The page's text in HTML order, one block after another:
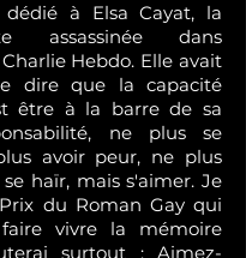
à Elsa Cayat, la
assassinée dans
Hebdo. Elle avait
dire que la capacité
être à la barre de sa
ne plus se
avoir peur, ne plus
haïr, mais s'aimer. Je
du Roman Gay qui
vivre la mémoire
surtout : Aimez-